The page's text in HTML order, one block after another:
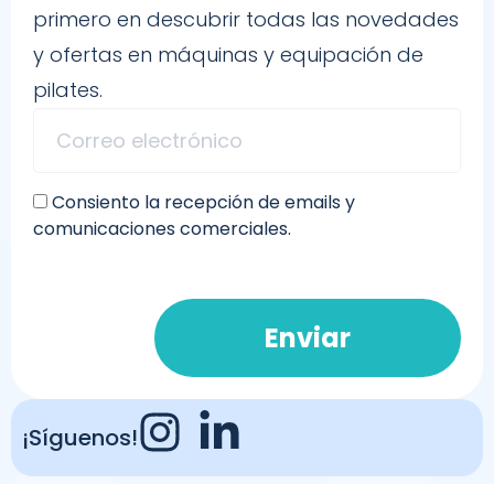
primero en descubrir todas las novedades
y ofertas en máquinas y equipación de
pilates.
Consiento la recepción de emails y
comunicaciones comerciales.
Enviar
¡Síguenos!